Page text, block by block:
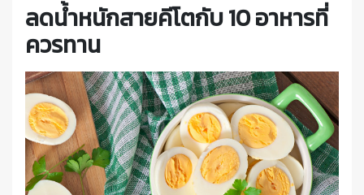
ลดน้ำหนักสายคีโตกับ 10 อาหารที่
ควรทาน